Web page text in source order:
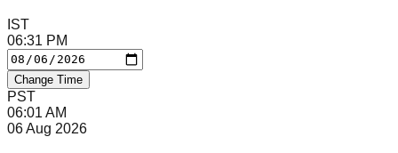
IST
06:31 PM
Change Time
PST
06:01 AM
06 Aug 2026